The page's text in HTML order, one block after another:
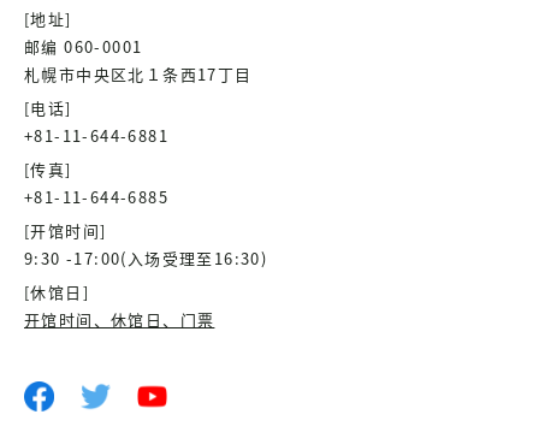
[地址]
邮编 060-0001
札幌市中央区北１条西17丁目
[电话]
+81-11-644-6881
[传真]
+81-11-644-6885
[开馆时间]
9:30 -17:00(入场受理至16:30)
[休馆日]
开馆时间、休馆日、门票